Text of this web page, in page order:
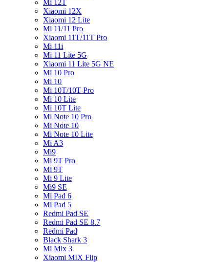
Mi 12T
Xiaomi 12X
Xiaomi 12 Lite
Mi 11/11 Pro
Xiaomi 11T/11T Pro
Mi 11i
Mi 11 Lite 5G
Xiaomi 11 Lite 5G NE
Mi 10 Pro
Mi 10
Mi 10T/10T Pro
Mi 10 Lite
Mi 10T Lite
Mi Note 10 Pro
Mi Note 10
Mi Note 10 Lite
Mi A3
Mi9
Mi 9T Pro
Mi 9T
Mi 9 Lite
Mi9 SE
Mi Pad 6
Mi Pad 5
Redmi Pad SE
Redmi Pad SE 8.7
Redmi Pad
Black Shark 3
Mi Mix 3
Xiaomi MIX Flip